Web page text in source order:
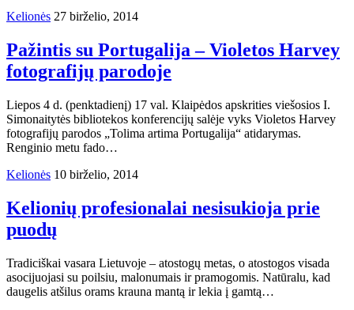
Kelionės 27 birželio, 2014
Pažintis su Portugalija – Violetos Harvey
fotografijų parodoje
Liepos 4 d. (penktadienį) 17 val. Klaipėdos apskrities viešosios I.
Simonaitytės bibliotekos konferencijų salėje vyks Violetos Harvey
fotografijų parodos „Tolima artima Portugalija“ atidarymas.
Renginio metu fado…
Kelionės 10 birželio, 2014
Kelionių profesionalai nesisukioja prie
puodų
Tradiciškai vasara Lietuvoje – atostogų metas, o atostogos visada
asocijuojasi su poilsiu, malonumais ir pramogomis. Natūralu, kad
daugelis atšilus orams krauna mantą ir lekia į gamtą…